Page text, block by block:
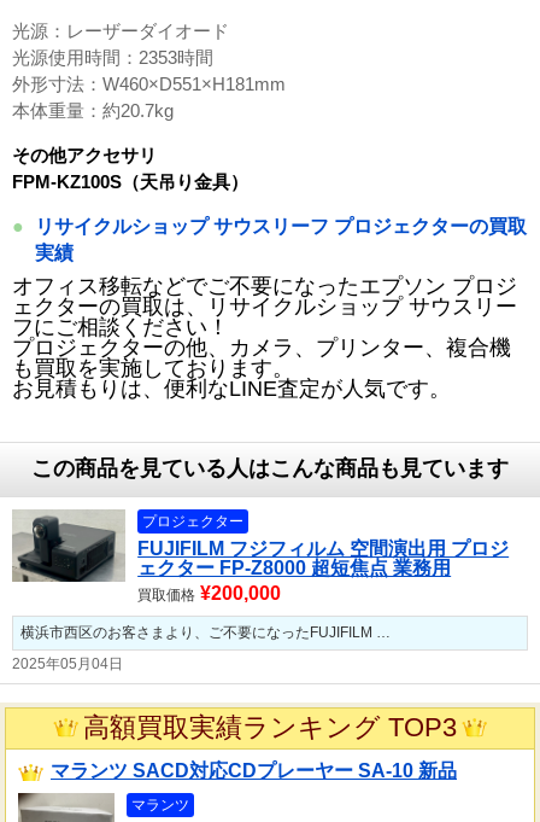
光源：レーザーダイオード
光源使用時間：2353時間
外形寸法：W460×D551×H181mm
本体重量：約20.7kg
その他アクセサリ
FPM-KZ100S（天吊り金具）
リサイクルショップ サウスリーフ プロジェクターの買取
実績
オフィス移転などでご不要になったエプソン プロジ
ェクターの買取は、リサイクルショップ サウスリー
フにご相談ください！
プロジェクターの他、カメラ、プリンター、複合機
も買取を実施しております。
お見積もりは、便利なLINE査定が人気です。
この商品を見ている人はこんな商品も見ています
プロジェクター
FUJIFILM フジフィルム 空間演出用 プロジ
ェクター FP-Z8000 超短焦点 業務用
買取価格 ¥200,000
横浜市西区のお客さまより、ご不要になったFUJIFILM …
2025年05月04日
高額買取実績ランキング TOP3
マランツ SACD対応CDプレーヤー SA-10 新品
マランツ